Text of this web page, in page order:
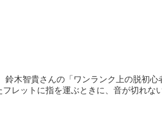
木智貴さんの「ワンランク上の脱初心
レットに指を運ぶときに、音が切れな